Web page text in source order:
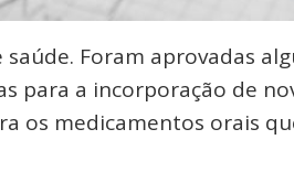
Foram aprovadas
para a incorporação de
os medicamentos orais